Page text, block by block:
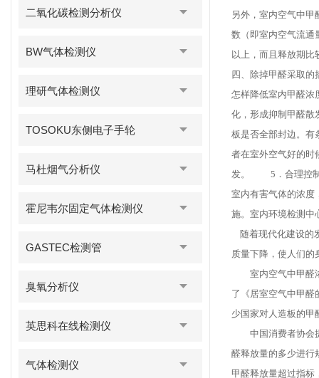
二氧化碳检测分析仪
BW气体检测仪
理研气体检测仪
TOSOKU东侧电子手轮
马杜烟气分析仪
霍尼韦尔固定气体检测仪
GASTEC检测管
臭氧分析仪
英思科在线检测仪
气体检测仪
另外，室内空气中
数（即室内空气流通
以上，而且释放期
四、除掉甲醛采取的
怎样降低室内甲醛
化，形成抑制甲醛
板是否全部封边。
者在室外空气好的
发。 5．合理控制
室内有害气体的浓
施。室内环境检测中
随着现代化建设的
质量下降，使人们的
室内空气中甲醛浓
了《居室空气中甲
少国家对人造板的甲
中国消费者协会提
醛释放量的多少进行
甲醛释放量超过指标